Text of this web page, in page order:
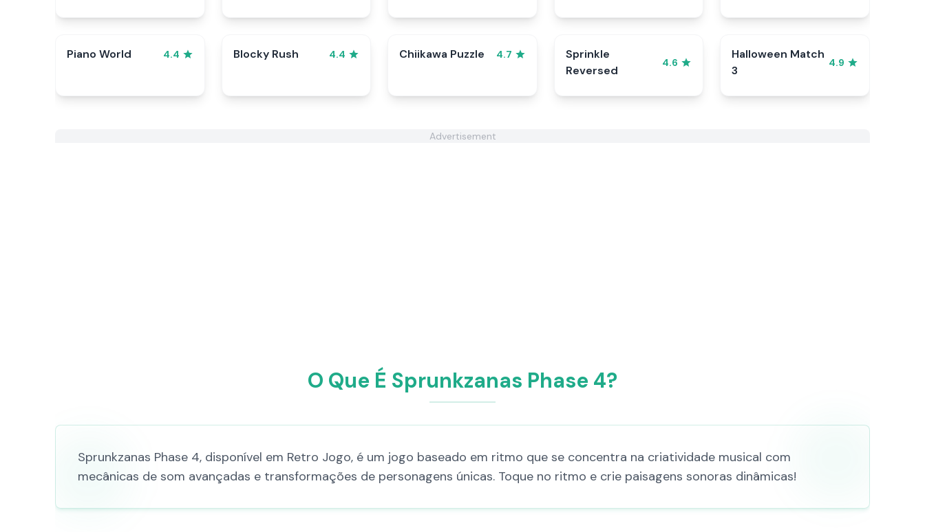
Piano World 4.4 Blocky Rush 4.4 Chiikawa Puzzle 4.7
Sprinkle
Reversed
4.6
Halloween Match
3
4.9
Advertisement
O Que É Sprunkzanas Phase 4?
Sprunkzanas Phase 4, disponível em Retro Jogo, é um jogo baseado em ritmo que se concentra na criatividade musical com
mecânicas de som avançadas e transformações de personagens únicas. Toque no ritmo e crie paisagens sonoras dinâmicas!